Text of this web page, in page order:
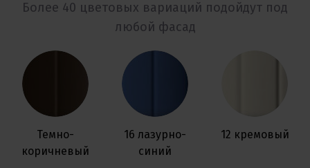
Более 40 цветовых вариаций подойдут под
любой фасад
Темно-
коричневый
16 лазурно-
синий
12 кремовый